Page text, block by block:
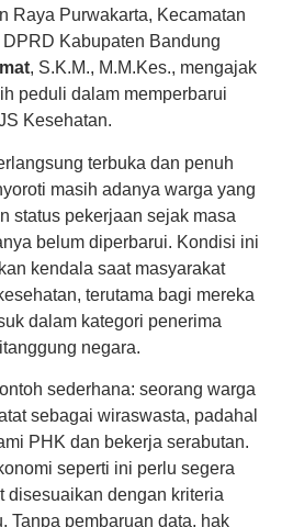
Raya Purwakarta, Kecamatan
Kabupaten Bandung
, S.K.M., M.M.Kes., mengajak
peduli dalam memperbarui
Kesehatan.
terbuka dan penuh
masih adanya warga yang
status pekerjaan sejak masa
belum diperbarui. Kondisi ini
kendala saat masyarakat
terutama bagi mereka
dalam kategori penerima
negara.
sederhana: seorang warga
sebagai wiraswasta, padahal
PHK dan bekerja serabutan.
seperti ini perlu segera
disesuaikan dengan kriteria
Tanpa pembaruan data, hak